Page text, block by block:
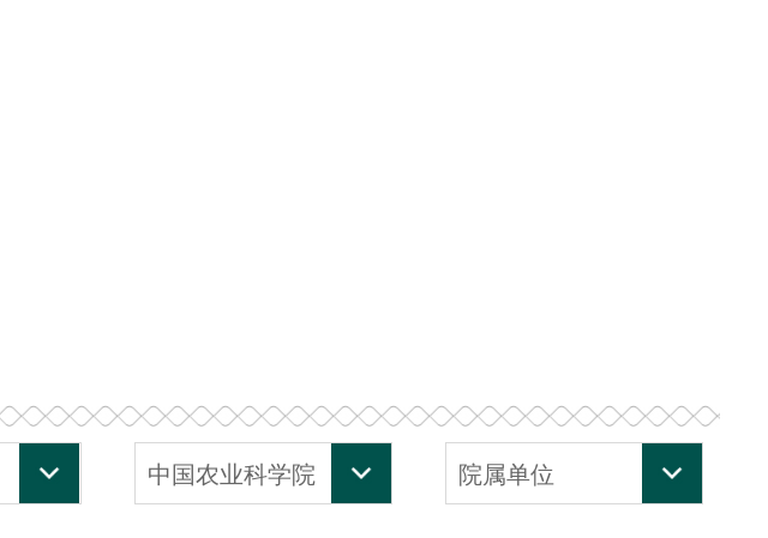
中国农业科学院 院属单位